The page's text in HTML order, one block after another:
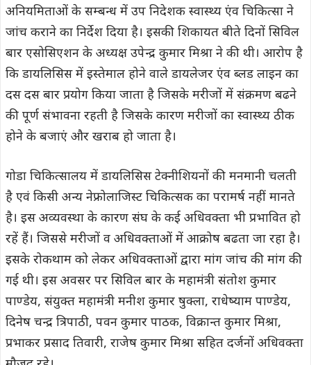
अनियमिताओं के सम्बन्ध में उप निदेशक स्वास्थ्य एंव चिकित्सा ने
जांच कराने का निर्देश दिया है। इसकी शिकायत बीते दिनों सिविल
बार एसोसिएशन के अध्यक्ष उपेन्द्र कुमार मिश्रा ने की थी। आरोप है
कि डायलिसिस में इस्तेमाल होने वाले डायलेजर एंव ब्लड लाइन का
दस दस बार प्रयोग किया जाता है जिसके मरीजों में संक्रमण बढने
की पूर्ण संभावना रहती है जिसके कारण मरीजों का स्वास्थ्य ठीक
होने के बजाएं और खराब हो जाता है।
गोडा चिकित्सालय में डायलिसिस टेक्नीशियनों की मनमानी चलती
है एवं किसी अन्य नेफ्रोलाजिस्ट चिकित्सक का परामर्ष नहीं मानते
है। इस अव्यवस्था के कारण संघ के कई अधिवक्ता भी प्रभावित हो
रहें हैं। जिससे मरीजों व अधिवक्ताओं में आक्रोष बढता जा रहा है।
इसके रोकथाम को लेकर अधिवक्ताओं द्वारा मांग जांच की मांग की
गई थी। इस अवसर पर सिविल बार के महामंत्री संतोश कुमार
पाण्डेय, संयुक्त महामंत्री मनीश कुमार षुक्ला, राधेष्याम पाण्डेय,
दिनेष चन्द्र त्रिपाठी, पवन कुमार पाठक, विक्रान्त कुमार मिश्रा,
प्रभाकर प्रसाद तिवारी, राजेष कुमार मिश्रा सहित दर्जनों अधिवक्ता